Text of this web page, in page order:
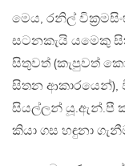
මෙය, රනිල්
සටනකැයි යමෙකු
සිතුවත් (කැපුවත්
සිතන ආකාරයෙන්),
සියල්ලන් යූ.ඇන්.පී
කියා ගස හඳුනා